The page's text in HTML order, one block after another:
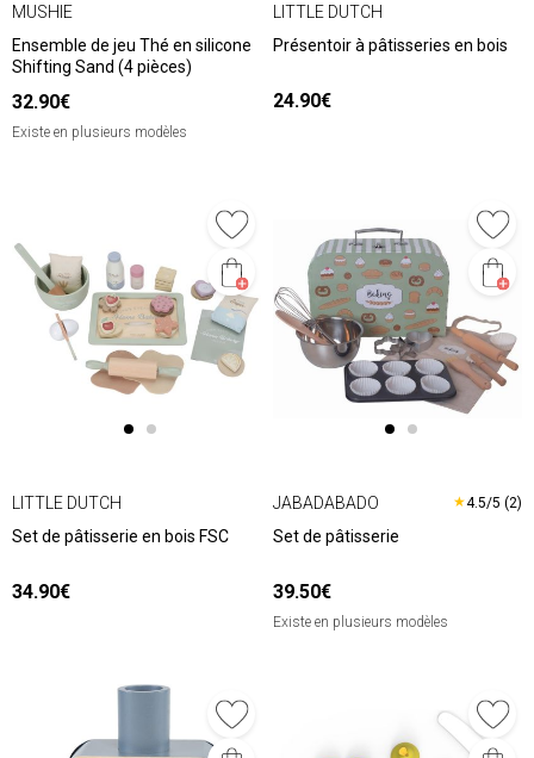
MUSHIE
Ensemble de jeu Thé en silicone
Shifting Sand (4 pièces)
32.90€
Existe en plusieurs modèles
LITTLE DUTCH
Présentoir à pâtisseries en bois
24.90€
LITTLE DUTCH
Set de pâtisserie en bois FSC
34.90€
JABADABADO ★4.5/5 (2)
Set de pâtisserie
39.50€
Existe en plusieurs modèles